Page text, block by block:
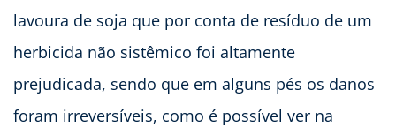
lavoura de soja que por conta de resíduo de um
herbicida não sistêmico foi altamente
prejudicada, sendo que em alguns pés os danos
foram irreversíveis, como é possível ver na